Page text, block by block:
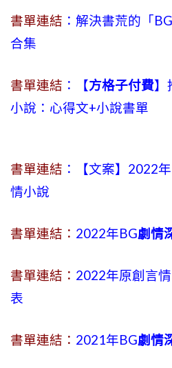
書單連結 ：解決書荒的「
合集
書單連結 ：【方格子付費】
小說：心得文+小說書單
書單連結 ：【文案】2022
情小說
書單連結： 2022年BG劇情
書單連結： 2022年原創言
表
書單連結： 2021年BG劇情